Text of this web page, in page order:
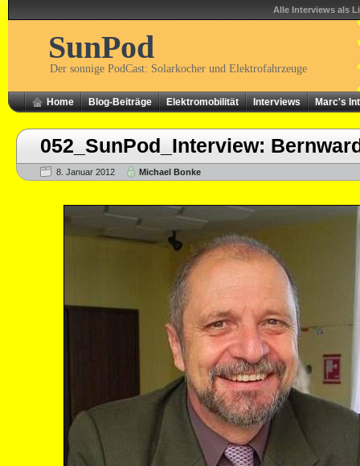
Alle Interviews als
SunPod
Der sonnige PodCast: Solarkocher und Elektrofahrzeuge
Home Blog-Beiträge Elektromobilität Interviews Marc's
052_SunPod_Interview:
8. Januar 2012 Michael Bonke